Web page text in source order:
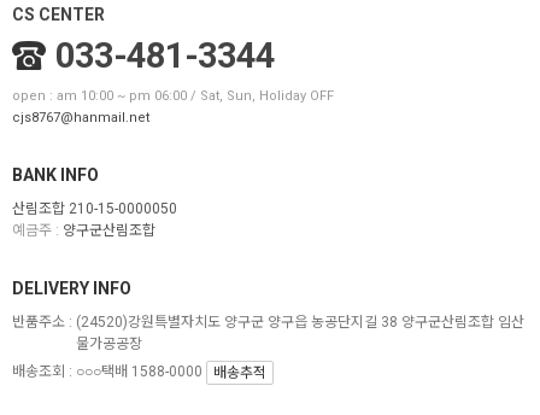
CS CENTER
033-481-3344
open : am 10:00 ~ pm 06:00 / Sat, Sun, Holiday OFF
cjs8767@hanmail.net
BANK INFO
산림조합 210-15-0000050
예금주 : 양구군산림조합
DELIVERY INFO
반품주소 : (24520)강원특별자치도 양구군 양구읍 농공단지길 38 양구군산림조합 임산
물가공공장
배송조회 : ○○○택배 1588-0000
배송추적